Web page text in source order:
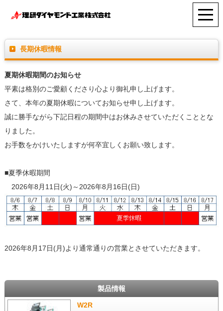
長期休暇情報
夏期休暇期間のお知らせ
平素は格別のご愛顧くださり心より御礼申し上げます。
さて、本年の夏期休暇についてお知らせ申し上げます。
誠に勝手ながら下記日程の期間中はお休みさせていただくこととな
りました。
お手数をかけいたしますが何卒宜しくお願い致します。
■夏季休暇期間
2026年8月11日(火)～2026年8月16日(日)
2026年8月17日(月)より通常通りの営業とさせていただきます。
製品情報
W2R